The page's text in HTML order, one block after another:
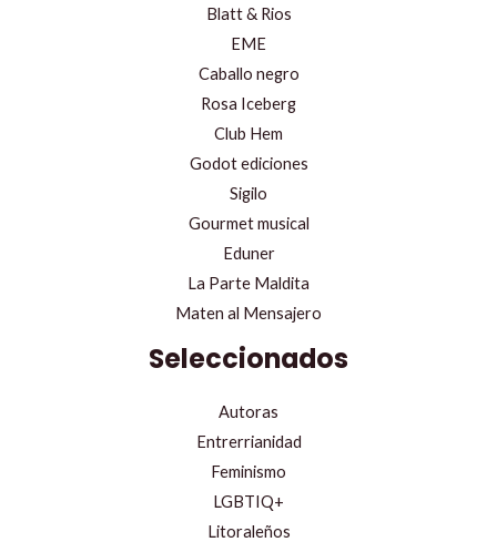
Blatt & Rios
EME
Caballo negro
Rosa Iceberg
Club Hem
Godot ediciones
Sigilo
Gourmet musical
Eduner
La Parte Maldita
Maten al Mensajero
Seleccionados
Autoras
Entrerrianidad
Feminismo
LGBTIQ+
Litoraleños